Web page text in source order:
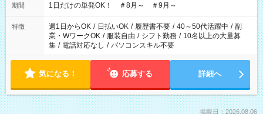
期間 1日だけの単発OK！ ＃8月～ ＃9月～
特徴 週1日からOK / 日払いOK / 履歴書不要 / 40～50代活躍中 / 副
業・WワークOK / 服装自由 / シフト勤務 / 10名以上の大量募
集 / 電話対応なし / パソコンスキル不要
気になる！ 応募する 詳細へ
掲載日：2026.08.06